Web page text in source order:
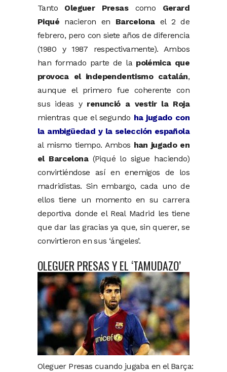
Tanto Oleguer Presascomo Gerard
Piqué nacieron en Barcelonael 2 de
febrero, pero con siete años de diferencia
(1980 y 1987 respectivamente). Ambos
han formado parte de la polémica que
provoca el independentismo catalán,
aunque el primero fue coherente con
sus ideas y renunció a vestir la Roja
mientras que el segundo ha jugado con
la ambigüedad y la selección española
al mismo tiempo. Ambos han jugado en
el Barcelona(Piqué lo sigue haciendo)
convirtiéndose así en enemigos de los
madridistas. Sin embargo, cada uno de
ellos tiene un momento en su carrera
deportiva donde el Real Madrid les tiene
que dar las gracias ya que, sin querer, se
convirtieron en sus ‘ángeles’.
OLEGUER PRESAS Y EL ‘TAMUDAZO’
Oleguer Presas cuando jugaba en el Barça: